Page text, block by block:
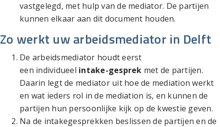
vastgelegd, met hulp van de mediator. De partijen
kunnen elkaar aan dit document houden.
Zo werkt uw arbeidsmediator in Delft
De arbeidsmediator houdt eerst
een individueel intake-gesprek met de partijen.
Daarin legt de mediator uit hoe de mediation werkt
en wat ieders rol in de mediation is, en kunnen de
partijen hun persoonlijke kijk op de kwestie geven.
Na de intakegesprekken beslissen de partijen en de